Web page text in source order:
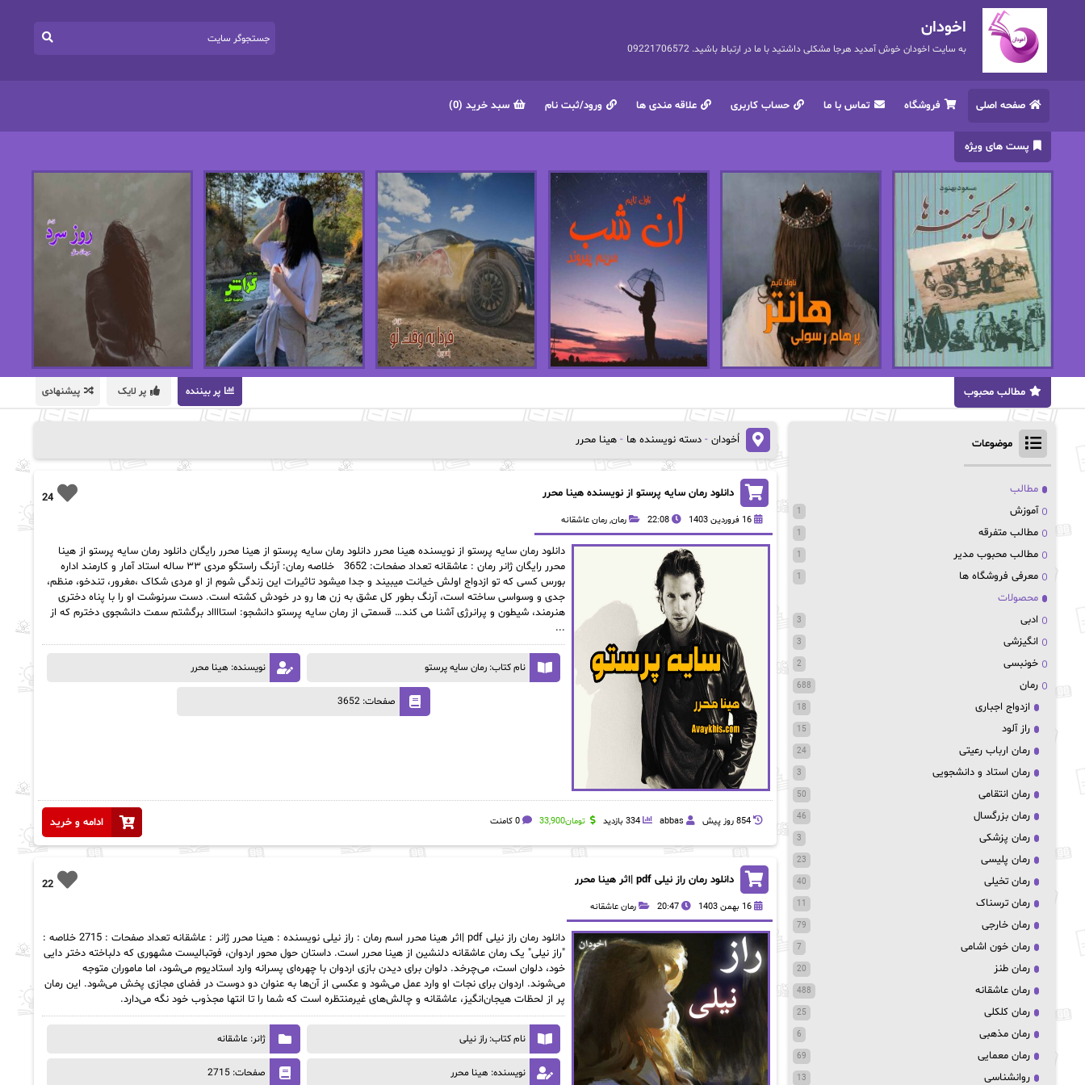
اخودان
به سایت اخودان خوش آمدید هرجا مشکلی داشتید با ما در ارتباط باشید. 09221706572
صفحه اصلی فروشگاه تماس با ما حساب کاربری علاقه مندی ها ورود/ثبت نام سبد خرید (0)
پست های ویژه
پر بیننده پر لایک پیشنهادی مطالب محبوب
اُخودان - دسته نویسنده ها - هینا محرر
24 دانلود رمان سایه پرستو از نویسنده هینا محرر
16 فروردین 1403 22:08 رمان, رمان عاشقانه
دانلود رمان سایه پرستو از نویسنده هینا محرر دانلود رمان سایه پرستو از هینا محرر رایگان دانلود رمان سایه پرستو از هینا
محرر رایگان ژانر رمان : عاشقانه تعداد صفحات: 3652 خلاصه رمان: آرنگ راستگو مردی ۳۳ ساله استاد آمار و کارمند اداره
بورس کسی که تو ازدواج اولش خیانت میبیند و جدا میشود تاثیرات این زندگی شوم از او مردی شکاک ،مغرور، تندخو، منظم،
جدی و وسواسی ساخته است، آرنگ بطور کل عشق به زن ها رو در خودش کشته است. دست سرنوشت او را با پناه دختری
هنرمند، شیطون و پرانرژی آشنا می کند… قسمتی از رمان سایه پرستو دانشجو: استااااد برگشتم سمت دانشجوی دخترم که از
...
نام کتاب: رمان سایه پرستو نویسنده: هینا محرر
صفحات: 3652
ادامه و خرید 854 روز پيش abbas 334 بازدید تومان33,900 0 کامنت
22 دانلود رمان راز نیلی pdf |اثر هینا محرر
16 بهمن 1403 20:47 رمان عاشقانه
دانلود رمان راز نیلی pdf |اثر هینا محرر اسم رمان : راز نیلی نویسنده : هینا محرر ژانر : عاشقانه تعداد صفحات : 2715 خلاصه :
"راز نیلی" یک رمان عاشقانه دلنشین از هینا محرر است. داستان حول محور اردوان، فوتبالیست مشهوری که دلباخته دختر دایی
خود، دلوان است، می‌چرخد. دلوان برای دیدن بازی اردوان با چهره‌ای پسرانه وارد استادیوم می‌شود، اما ماموران متوجه
می‌شوند. اردوان برای نجات او وارد عمل می‌شود و عکسی از آن‌ها به عنوان دو دوست در فضای مجازی پخش می‌شود. این رمان
پر از لحظات هیجان‌انگیز، عاشقانه و چالش‌های غیرمنتظره است که شما را تا انتها مجذوب خود نگه می‌دارد.
نام کتاب: راز نیلی ژانر: عاشقانه
نویسنده: هینا محرر صفحات: 2715
موضوعات
مطالب
آموزش
1
مطالب متفرقه 1
مطالب محبوب مدیر 1
معرفی فروشگاه ها 1
محصولات
ادبی
3
انگیزشی 3
خونبسی 2
رمان 688
ازدواج اجباری 18
راز آلود 15
رمان ارباب رعیتی 24
رمان استاد و دانشجویی 3
رمان انتقامی 50
رمان بزرگسال 46
رمان پزشکی 3
رمان پلیسی 23
رمان تخیلی 40
رمان ترسناک 11
رمان خارجی 79
رمان خون اشامی 7
رمان طنز 20
رمان عاشقانه 488
رمان کلکلی 25
رمان مذهبی 6
رمان معمایی 69
روانشناسی 13